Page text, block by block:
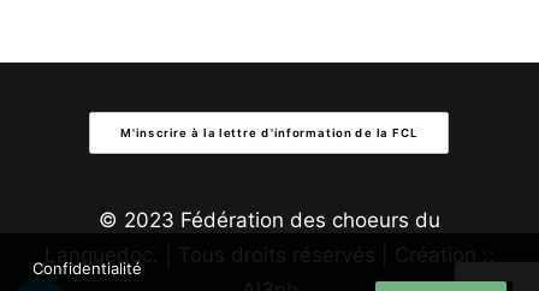
M'inscrire à la lettre d'information de la FCL
© 2023 Fédération des choeurs du
Languedoc. | Tous droits réservés | Création ::
Confidentialité